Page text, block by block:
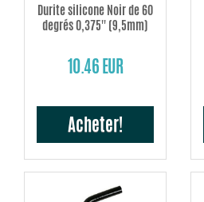
Durite silicone Noir de 60
degrés 0,375'' (9,5mm)
10.46 EUR
Acheter!